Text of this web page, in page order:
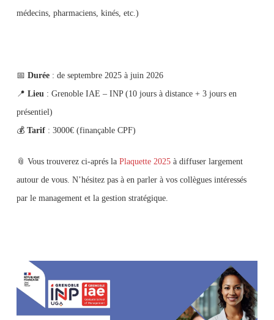
médecins, pharmaciens, kinés, etc.)
📅 Durée: de septembre 2025 à juin 2026
📍 Lieu: Grenoble IAE – INP (10 jours à distance + 3 jours en
présentiel)
💰 Tarif: 3000€ (finançable CPF)
📎 Vous trouverez ci-aprés la Plaquette 2025à diffuser largement
autour de vous. N’hésitez pas à en parler à vos collègues intéressés
par le management et la gestion stratégique.